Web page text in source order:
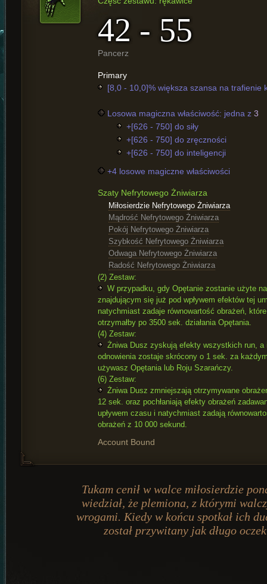
42 - 55
Pancerz
Primary
[8,0 - 10,0]% większa szansa na trafienie
Losowa magiczna właściwość: jedna z 3
+[626 - 750] do siły
+[626 - 750] do zręczności
+[626 - 750] do inteligencji
+4 losowe magiczne właściwości
Szaty Nefrytowego Żniwiarza
Miłosierdzie Nefrytowego Żniwiarza
Mądrość Nefrytowego Żniwiarza
Pokój Nefrytowego Żniwiarza
Szybkość Nefrytowego Żniwiarza
Odwaga Nefrytowego Żniwiarza
Radość Nefrytowego Żniwiarza
(2) Zestaw:
W przypadku, gdy Opętanie zostanie użyte
znajdującym się już pod wpływem efektów tej
natychmiast zadaje równowartość obrażeń,
otrzymałby po 3500 sek. działania Opętania.
(4) Zestaw:
Żniwa Dusz zyskują efekty wszystkich run, a
odnowienia zostaje skrócony o 1 sek. za
używasz Opętania lub Roju Szarańczy.
(6) Zestaw:
Żniwa Dusz zmniejszają otrzymywane
12 sek. oraz pochłaniają efekty obrażeń
upływem czasu i natychmiast zadają
obrażeń z 10 000 sekund.
Account Bound
Tukam cenił w walce miłosierdzie
wiedział, że plemiona, z którymi
wrogami. Kiedy w końcu spotkał ich
został przywitany jak długo